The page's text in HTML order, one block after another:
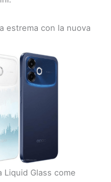
estrema con la nuova
Liquid Glass come